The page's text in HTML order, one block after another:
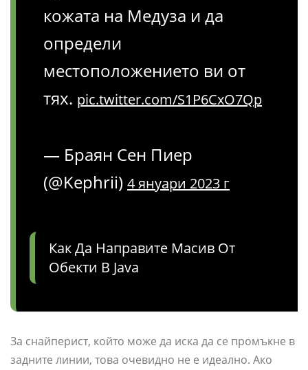
кожата на Медуза и да
определи
местоположението ви от
тях. pic.twitter.com/S1P6CxO7Qp
— Браян Сен Пиер
(@Kephrii) 4 януари 2023 г
Как Да Направите Масив От
Обекти В Java
За снайперист, който може да иска да се промъкне в
задните линии, това очевидно не е идеално. Ако